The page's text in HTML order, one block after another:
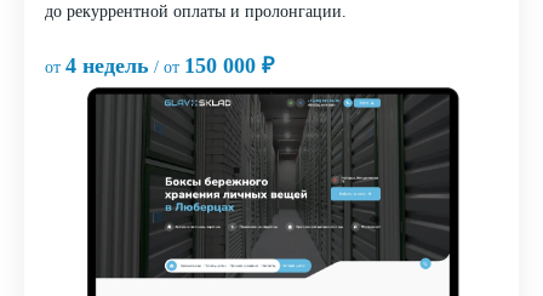
до рекуррентной оплаты и пролонгации.
от 4 недель / от 150 000 ₽